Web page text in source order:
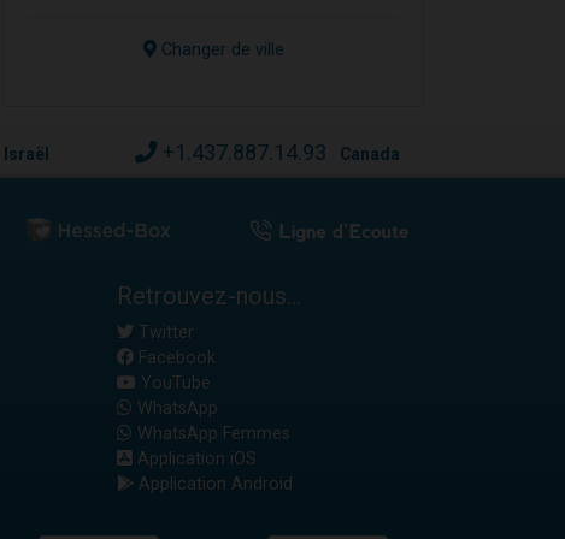
Changer de ville
Israël +1.437.887.14.93 Canada
Retrouvez-nous...
Twitter
Facebook
YouTube
WhatsApp
WhatsApp Femmes
Application iOS
Application Android